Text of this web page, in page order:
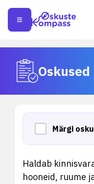
Oskused
Märgi
Haldab
hooneid, ruume